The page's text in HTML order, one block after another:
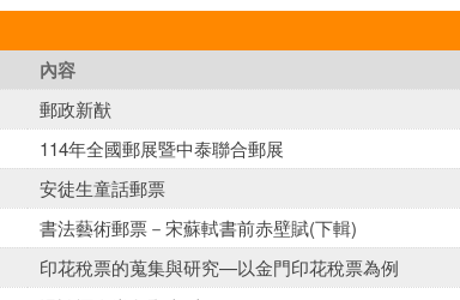
內容
郵政新猷
114年全國郵展暨中泰聯合郵展
安徒生童話郵票
書法藝術郵票－宋蘇軾書前赤壁賦(下輯)
印花稅票的蒐集與研究—以金門印花稅票為例